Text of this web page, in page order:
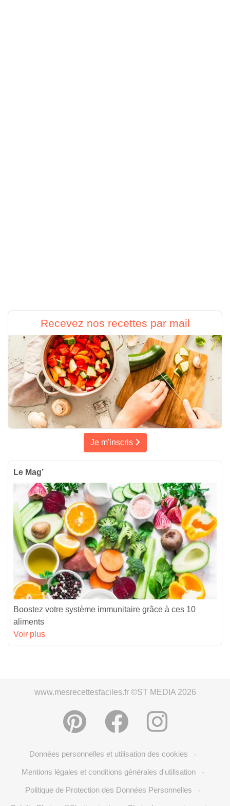
Recevez nos recettes par mail
Je m'inscris
Le Mag’
Boostez votre système immunitaire grâce à ces 10
aliments
Voir plus
www.mesrecettesfaciles.fr ©ST MEDIA 2026
Données personnelles et utilisation des cookies -
Mentions légales et conditions générales d'utilisation -
Politique de Protection des Données Personnelles -